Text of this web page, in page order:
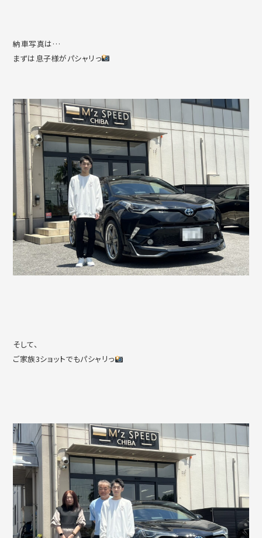
納車写真は…
まずは息子様がパシャリっ
そして、
ご家族3ショットでもパシャリっ